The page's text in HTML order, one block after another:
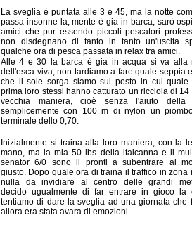
La sveglia è puntata alle 3 e 45, ma la notte
passa insonne la, mente è gia in barca, sarò
amici che pur essendo piccoli pescatori
non disdegnano di tanto in tanto un'uscita
qualche ora di pesca passata in relax tra amici.
Alle 4 e 30 la barca è gia in acqua si va alla
dell'esca viva, non tardiamo a fare quale seppia
che il sole sorga siamo sul posto in cui quale
prima loro stessi hanno catturato un ricciola di 14
vecchia maniera, cioè senza l'aiuto della
semplicemente con 100 m di nylon un
terminale dello 0,70.
Inizialmente si traina alla loro maniera, con la
mano, ma la mia 50 lbs della italcanna e il
senator 6/0 sono li pronti a subentrare al
giusto. Dopo quale ora di traina il traffico in zona
nulla da invidiare al centro delle grandi
decido ugualmente di far entrare in gioco la
tentiamo di dare la sveglia ad una giornata che
allora era stata avara di emozioni.